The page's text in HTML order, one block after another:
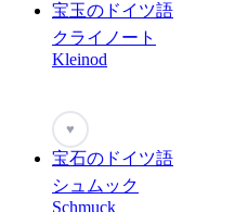
宝玉のドイツ語
クライノート
Kleinod
♥
宝石のドイツ語
シュムック
Schmuck